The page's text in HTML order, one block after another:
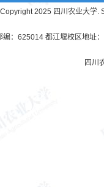
Copyright 2025 四川农业大学.
：625014 都江堰校区地址
四川